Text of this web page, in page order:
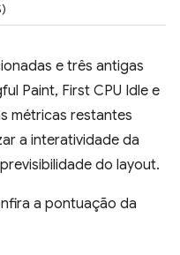
e três antigas
Paint, First CPU Idle e
métricas restantes
a interatividade da
do layout.
a pontuação da